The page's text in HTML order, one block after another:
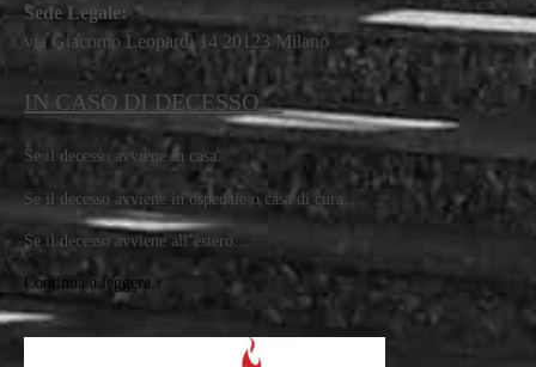
Sede Legale:
via Giacomo Leopardi 14 20123 Milano
IN CASO DI DECESSO…
Se il decesso avviene in casa…
Se il decesso avviene in ospedale o casa di cura…
Se il decesso avviene all’estero…
Continua a leggere…